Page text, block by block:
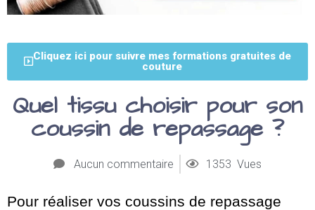
Cliquez ici pour suivre mes formations gratuites de
couture
Quel tissu choisir pour son
coussin de repassage ?
Aucun commentaire 1353 Vues
Pour réaliser vos coussins de repassage